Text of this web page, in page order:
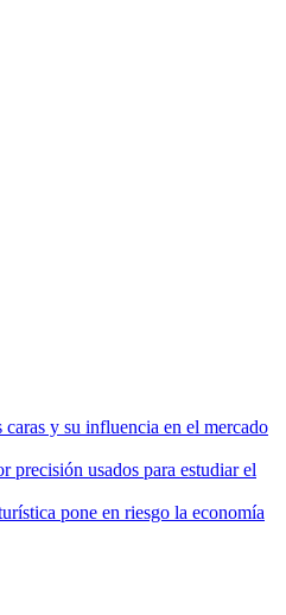
y su influencia en el mercado
precisión usados para estudiar el
pone en riesgo la economía